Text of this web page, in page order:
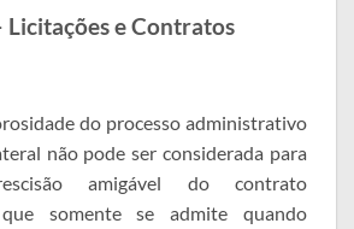
Licitações e Contratos
do processo administrativo
não pode ser considerada para
amigável do contrato
somente se admite quando